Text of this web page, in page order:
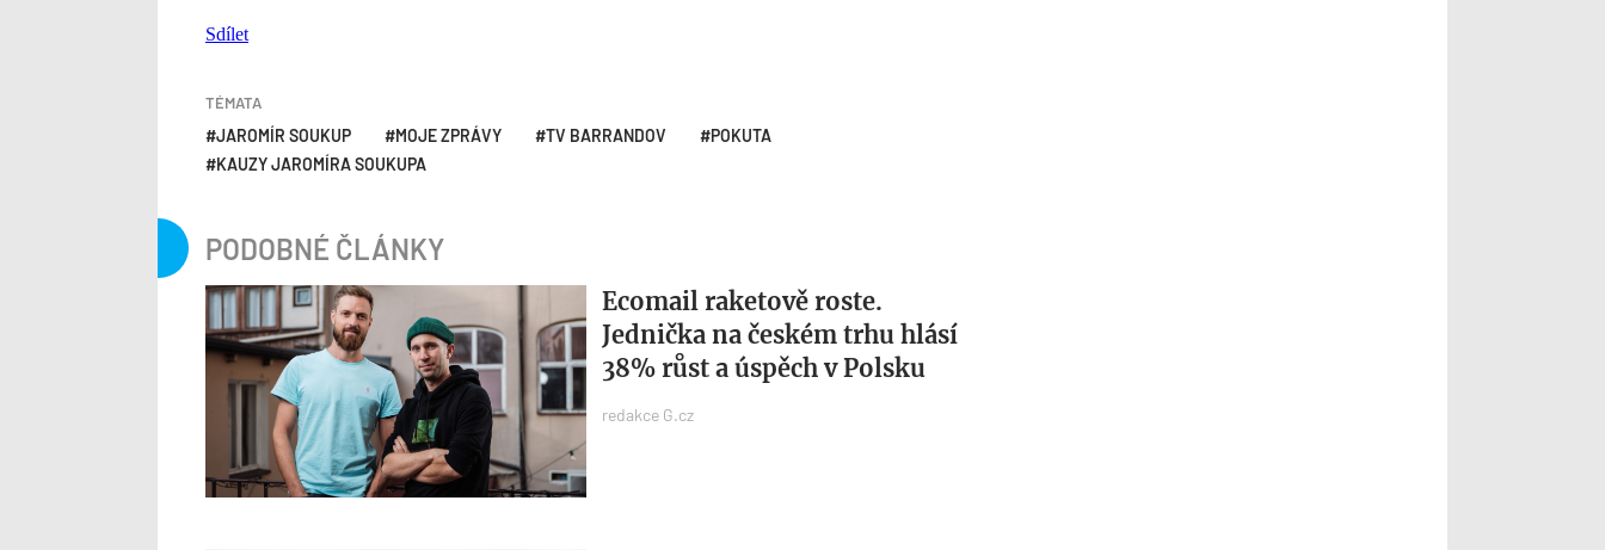
Sdílet
TÉMATA
JAROMÍR SOUKUP MOJE ZPRÁVY TV BARRANDOV
POKUTA
KAUZY JAROMÍRA SOUKUPA
PODOBNÉ ČLÁNKY
Ecomail raketově roste.
Jednička na českém trhu hlásí
38% růst a úspěch v Polsku
redakce G.cz